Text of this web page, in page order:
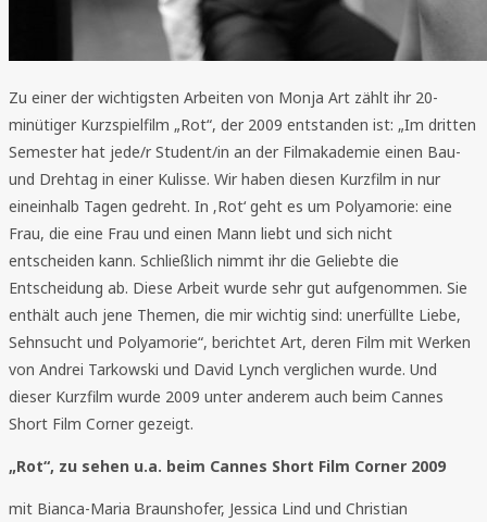
Zu einer der wichtigsten Arbeiten von Monja Art zählt ihr 20-
minütiger Kurzspielfilm „Rot“, der 2009 entstanden ist: „Im dritten
Semester hat jede/r Student/in an der Filmakademie einen Bau-
und Drehtag in einer Kulisse. Wir haben diesen Kurzfilm in nur
eineinhalb Tagen gedreht. In ‚Rot‘ geht es um Polyamorie: eine
Frau, die eine Frau und einen Mann liebt und sich nicht
entscheiden kann. Schließlich nimmt ihr die Geliebte die
Entscheidung ab. Diese Arbeit wurde sehr gut aufgenommen. Sie
enthält auch jene Themen, die mir wichtig sind: unerfüllte Liebe,
Sehnsucht und Polyamorie“, berichtet Art, deren Film mit Werken
von Andrei Tarkowski und David Lynch verglichen wurde. Und
dieser Kurzfilm wurde 2009 unter anderem auch beim Cannes
Short Film Corner gezeigt.
„Rot“, zu sehen u.a. beim Cannes Short Film Corner 2009
mit Bianca-Maria Braunshofer, Jessica Lind und Christian